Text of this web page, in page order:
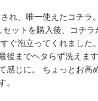
れ、唯一使えたコチラ
ットを購入後、コチラ
ぐ泡立ってくれました
後までヘタらず洗えま
感じに。 ちょっとお高
。